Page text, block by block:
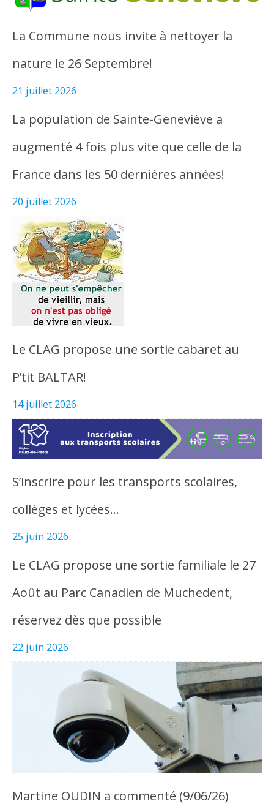
La Commune nous invite à nettoyer la
nature le 26 Septembre!
21 juillet 2026
La population de Sainte-Geneviève a
augmenté 4 fois plus vite que celle de la
France dans les 50 dernières années!
20 juillet 2026
Le CLAG propose une sortie cabaret au
P’tit BALTAR!
14 juillet 2026
S’inscrire pour les transports scolaires,
collèges et lycées…
25 juin 2026
Le CLAG propose une sortie familiale le 27
Août au Parc Canadien de Muchedent,
réservez dès que possible
22 juin 2026
Martine OUDIN a commenté (9/06/26)